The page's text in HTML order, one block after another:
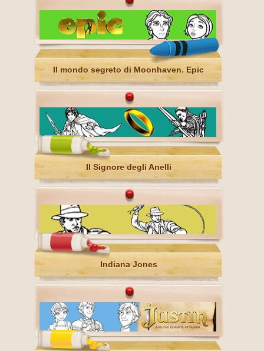
Il mondo segreto di Moonhaven. Epic
Il Signore degli Anelli
Indiana Jones